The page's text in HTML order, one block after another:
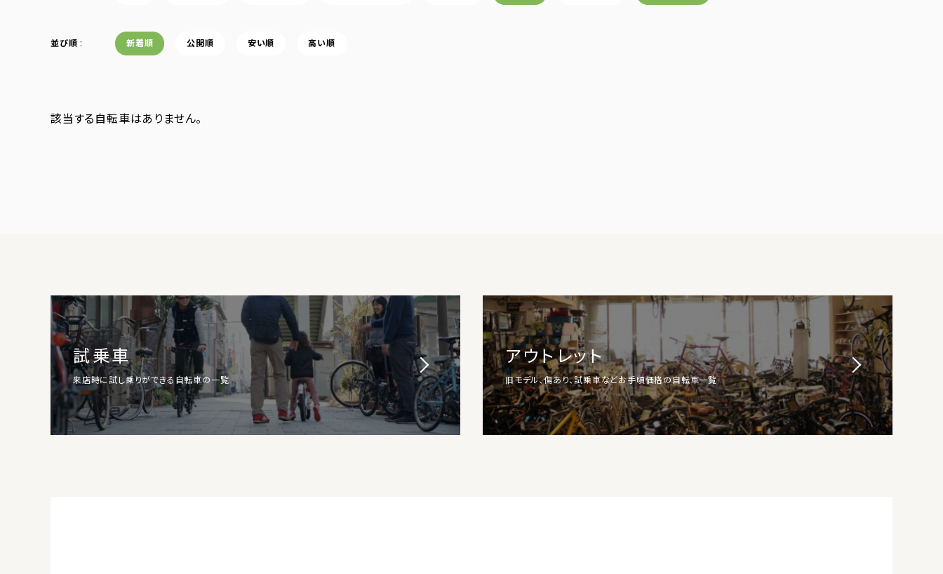
並び順 新着順 公開順 安い順 高い順
該当する自転車はありません。
試乗車
来店時に試し乗りができる自転車の一覧
アウトレット
旧モデル、傷あり、試乗車などお手頃価格の自転車一覧